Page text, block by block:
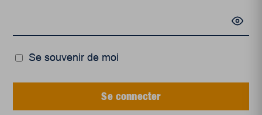
Se souvenir de moi
Se connecter